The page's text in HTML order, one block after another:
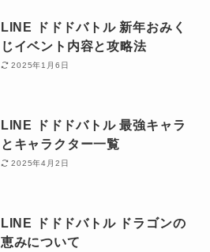
LINE ドドドバトル 新年おみく
じイベント内容と攻略法
2025年1月6日
LINE ドドドバトル 最強キャラ
とキャラクター一覧
2025年4月2日
LINE ドドドバトル ドラゴンの
恵みについて